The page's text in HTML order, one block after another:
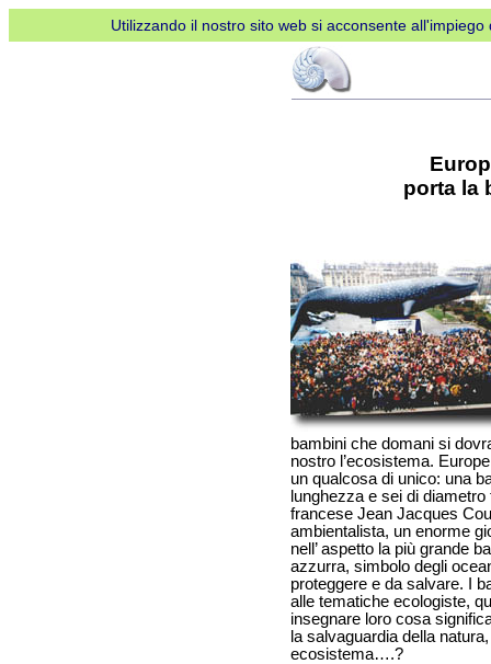
Utilizzando il nostro sito web si acconsente
porta la
bambini che domani si
nostro l’ecosistema.
un qualcosa di unico: una
lunghezza e sei di
francese Jean Jacques
ambientalista, un enorme
nell’ aspetto la più grande
azzurra, simbolo degli
proteggere e da salvare. I
alle tematiche ecologiste,
insegnare loro cosa
la salvaguardia della
ecosistema….?